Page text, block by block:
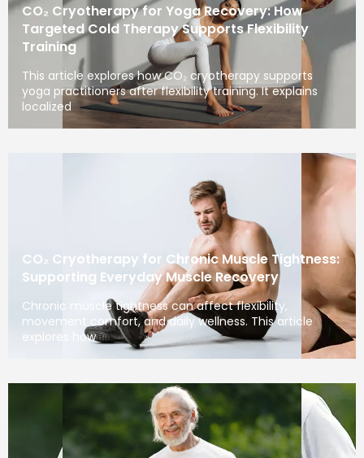
CO₂ Cryotherapy for Yoga Recovery: How
Targeted Cold Therapy Supports Flexibility
Training
This article explores how CO₂ cryotherapy supports
yoga practitioners after flexibility training. It explains
localized
CO₂ Cryotherapy for Chronic Muscle Tightness:
Supporting Everyday Muscle Recovery
Chronic muscle tightness can affect flexibility,
movement comfort, and daily wellness. This article
explores how